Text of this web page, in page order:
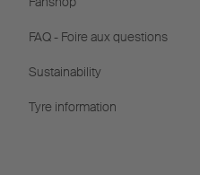
FAQ - Foire aux questions
Sustainability
Tyre information